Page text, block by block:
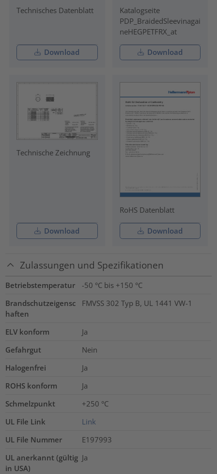
Technisches Datenblatt
Download
Katalogseite
PDP_BraidedSleevinagai
neHEGPETFRX_at
Download
Technische Zeichnung
Download
RoHS Datenblatt
Download
Zulassungen und Spezifikationen
Betriebstemperatur
-50 °C bis +150 °C
Brandschutzeigensc
haften
FMVSS 302 Typ B, UL 1441 VW-1
ELV konform
Ja
Gefahrgut
Nein
Halogenfrei
Ja
ROHS konform
Ja
Schmelzpunkt
+250 °C
UL File Link
Link
UL File Nummer
E197993
UL anerkannt (gültig
in USA)
Ja